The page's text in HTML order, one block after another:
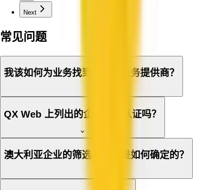
Next
常见问题
我该如何为业务找到合适的服务提供商？
QX Web 上列出的企业经过认证吗？
澳大利亚企业的筛选与地点是如何确定的？